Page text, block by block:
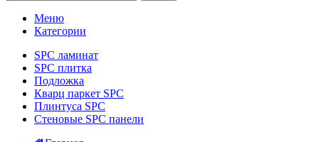
Меню
Категории
SPC ламинат
SPC плитка
Подложка
Кварц паркет SPC
Плинтуса SPC
Стеновые SPC панели